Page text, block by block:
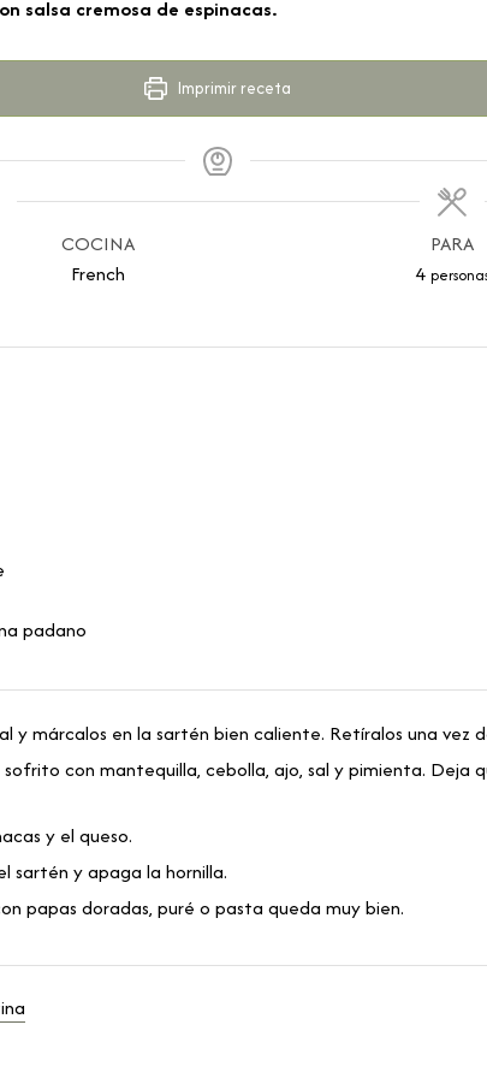
salsa cremosa de espinacas.
Imprimir receta
COCINA
French
PARA
4
padano
y márcalos en la sartén bien caliente. Retíralos una vez
sofrito con mantequilla, cebolla, ajo, sal y pimienta. Deja
y el queso.
sartén y apaga la hornilla.
papas doradas, puré o pasta queda muy bien.